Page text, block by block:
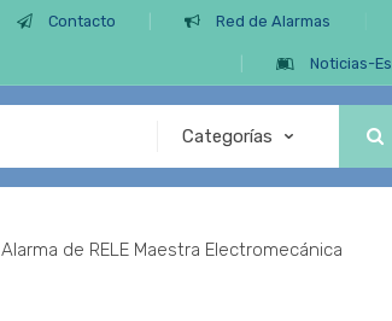
Contacto Red de Alarmas
Noticias-
Alarma de RELE Maestra Electromecánica